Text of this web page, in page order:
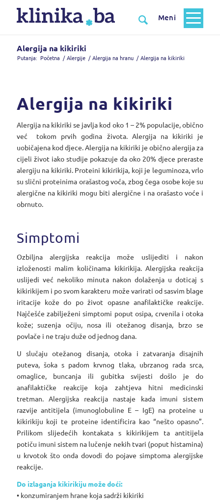
Alergija na kikiriki
Putanja: Početna / Alergije / Alergija na hranu / Alergija na kikiriki
Alergija na kikiriki
Alergija na kikiriki se javlja kod oko 1 – 2% populacije, obično
već tokom prvih godina života. Alergija na kikiriki je
uobičajena kod djece. Alergija na kikiriki je obično alergija za
cijeli život iako studije pokazuje da oko 20% djece preraste
alergiju na kikiriki. Proteini kikirikija, koji je leguminoza, vrlo
su slični proteinima orašastog voća, zbog čega osobe koje su
alergične na kikiriki mogu biti alergične i na orašasto voće i
obrnuto.
Simptomi
Ozbiljna alergijska reakcija može uslijediti i nakon
izloženosti malim količinama kikirikija. Alergijska reakcija
uslijedi već nekoliko minuta nakon dolaženja u doticaj s
kikirikijem i po svom karakteru može varirati od sasvim blage
iritacije kože do po život opasne anafilaktičke reakcije.
Najčešće zabilježeni simptomi poput osipa, crvenila i otoka
kože; suzenja očiju, nosa ili otežanog disanja, brzo se
povlače i ne traju duže od jednog dana.
U slučaju otežanog disanja, otoka i zatvaranja disajnih
puteva, šoka s padom krvnog tlaka, ubrzanog rada srca,
omaglice, buncanja ili gubitka svijesti došlo je do
anafilaktičke reakcije koja zahtjeva hitni medicinski
tretman. Alergijska reakcija nastaje kada imuni sistem
razvije antitijela (imunoglobuline E – IgE) na proteine u
kikirikiju koji te proteine identificira kao “nešto opasno”.
Prilikom slijedećih kontakata s kikirikijem ta antitijela
potiču imuni sistem na lučenje nekih tvari (poput histamina)
u krvotok što onda dovodi do pojave simptoma alergijske
reakcije.
Do izlaganja kikirikiju može doći:
• konzumiranjem hrane koja sadrži kikiriki